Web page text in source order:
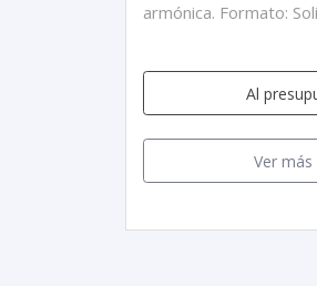
armónica. Formato:
Al
Ver más